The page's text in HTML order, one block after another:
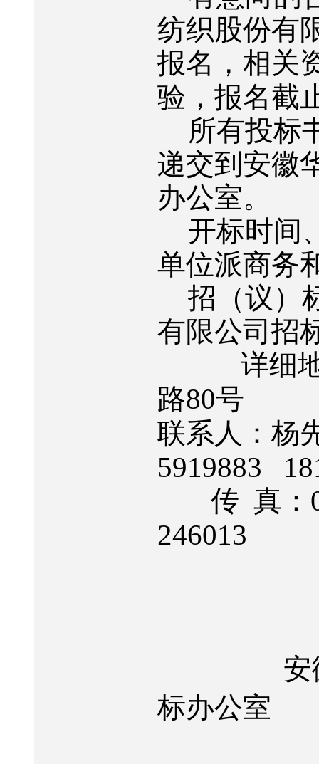
纺织股份有
报名，相关
验，报名截
所有投标
递交到安徽
办公室。
开标时间
单位派商务
招（议）
有限公司招
详细
路80号
联系人：杨
5919883
传 真：
246013
安
标办公室